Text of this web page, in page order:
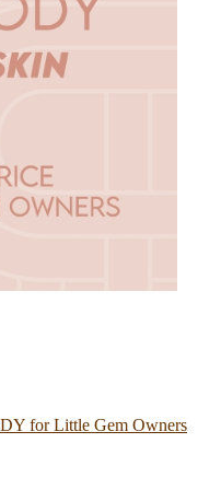
for Little Gem Owners